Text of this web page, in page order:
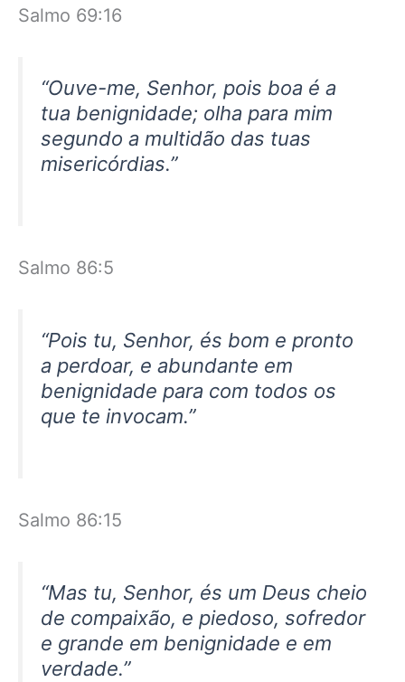
Salmo 69:16
“Ouve-me, Senhor, pois boa é a
tua benignidade; olha para mim
segundo a multidão das tuas
misericórdias.”
Salmo 86:5
“Pois tu, Senhor, és bom e pronto
a perdoar, e abundante em
benignidade para com todos os
que te invocam.”
Salmo 86:15
“Mas tu, Senhor, és um Deus cheio
de compaixão, e piedoso, sofredor
e grande em benignidade e em
verdade.”